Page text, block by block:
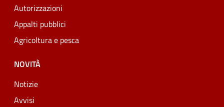
Autorizzazioni
Appalti pubblici
Agricoltura e pesca
NOVITÀ
Notizie
Avvisi